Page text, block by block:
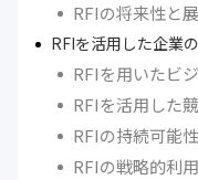
RFIの将来性と
RFIを活用した企業
RFIを用いたビ
RFIを活用した
RFIの持続可能
RFIの戦略的利用